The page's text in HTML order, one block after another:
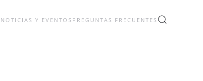
NOTICIAS Y EVENTOS PREGUNTAS FRECUENTES